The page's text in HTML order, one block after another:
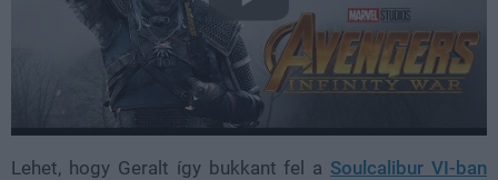
Lehet, hogy Geralt így bukkant fel a Soulcalibur VI-ban